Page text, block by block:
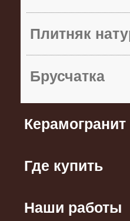
Плитняк
Брусчатка
Керамогранит
Где купить
Наши работы